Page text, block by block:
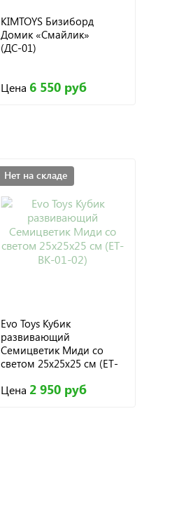
KIMTOYS Бизиборд
Домик «Смайлик»
(ДС-01)
Цена 6 550 руб
Нет на складе
Evo Toys Кубик
развивающий
Семицветик Миди со
светом 25х25х25 см (ET-
Цена 2 950 руб